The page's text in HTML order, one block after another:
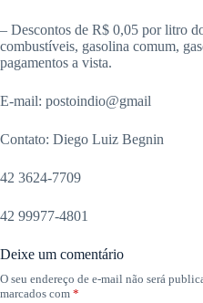
– Descontos de R$ 0,05 por litro
combustíveis, gasolina comum,
pagamentos a vista.
E-mail: postoindio@gmail
Contato: Diego Luiz Begnin
42 3624-7709
42 99977-4801
Deixe um comentário
O seu endereço de e-mail não será
marcados com *